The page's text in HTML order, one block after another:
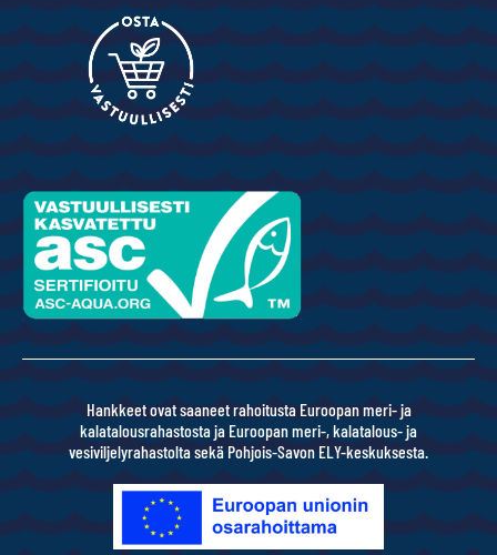
Hankkeet ovat saaneet rahoitusta Euroopan meri- ja
kalatalousrahastosta ja Euroopan meri-, kalatalous- ja
vesiviljelyrahastolta sekä Pohjois-Savon ELY-keskuksesta.